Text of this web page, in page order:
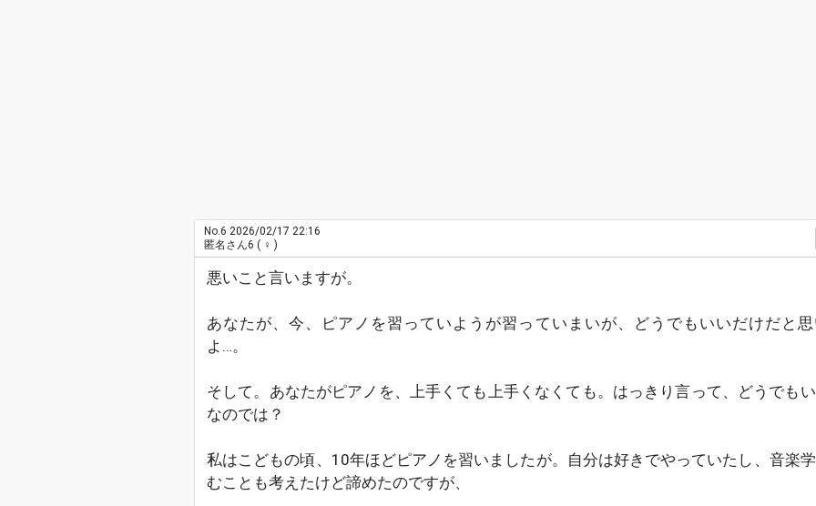
No.6 2026/02/17 22:16
匿名さん6 ( ♀ )
悪いこと言いますが。
あなたが、今、ピアノを習っていようが習っていまいが、どうでもいいだけだと
よ…。
そして。あなたがピアノを、上手くても上手くなくても。はっきり言って、どうでも
なのでは？
私はこどもの頃、10年ほどピアノを習いましたが。自分は好きでやっていたし、音楽
むことも考えたけど諦めたのですが、